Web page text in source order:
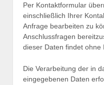
Per Kontaktformular
einschließlich Ihrer
Anfrage bearbeiten zu
Anschlussfragen
dieser Daten findet ohne
Die Verarbeitung der in
eingegebenen Daten